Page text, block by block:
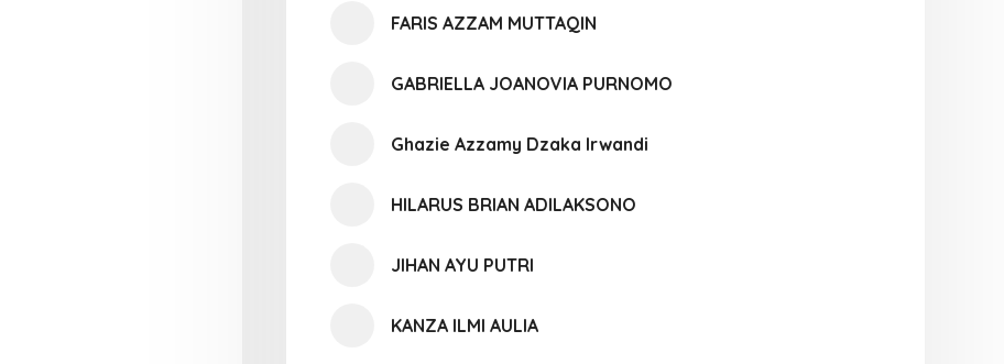
FARIS AZZAM MUTTAQIN
GABRIELLA JOANOVIA PURNOMO
Ghazie Azzamy Dzaka Irwandi
HILARUS BRIAN ADILAKSONO
JIHAN AYU PUTRI
KANZA ILMI AULIA